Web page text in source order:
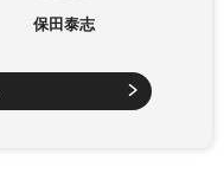
保田泰志